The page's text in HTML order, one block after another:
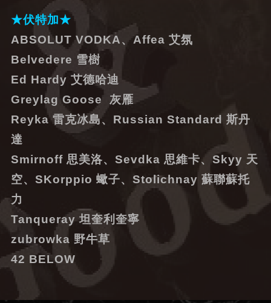
★伏特加★
ABSOLUT VODKA、Affea 艾氛
Belvedere 雪樹
Ed Hardy 艾德哈迪
Greylag Goose 灰雁
Reyka 雷克冰島、Russian Standard 斯丹
達
Smirnoff 思美洛、Sevdka 思維卡、Skyy 天
空、SKorppio 蠍子、Stolichnay 蘇聯蘇托
力
Tanqueray 坦奎利奎寧
zubrowka 野牛草
42 BELOW